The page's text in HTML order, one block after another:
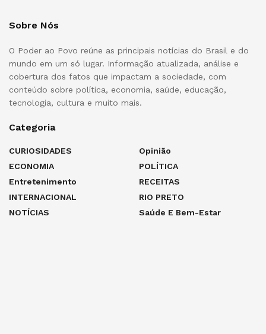
Sobre Nós
O Poder ao Povo reúne as principais notícias do Brasil e do
mundo em um só lugar. Informação atualizada, análise e
cobertura dos fatos que impactam a sociedade, com
conteúdo sobre política, economia, saúde, educação,
tecnologia, cultura e muito mais.
Categoria
CURIOSIDADES
ECONOMIA
Entretenimento
INTERNACIONAL
NOTÍCIAS
Opinião
POLÍTICA
RECEITAS
RIO PRETO
Saúde E Bem-Estar